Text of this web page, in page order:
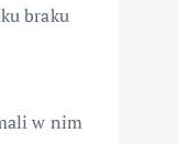
braku
w nim